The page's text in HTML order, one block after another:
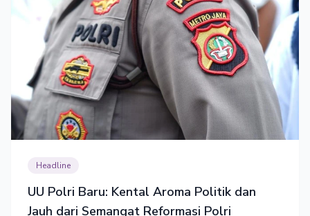
Headline
UU Polri Baru: Kental Aroma Politik dan
Jauh dari Semangat Reformasi Polri